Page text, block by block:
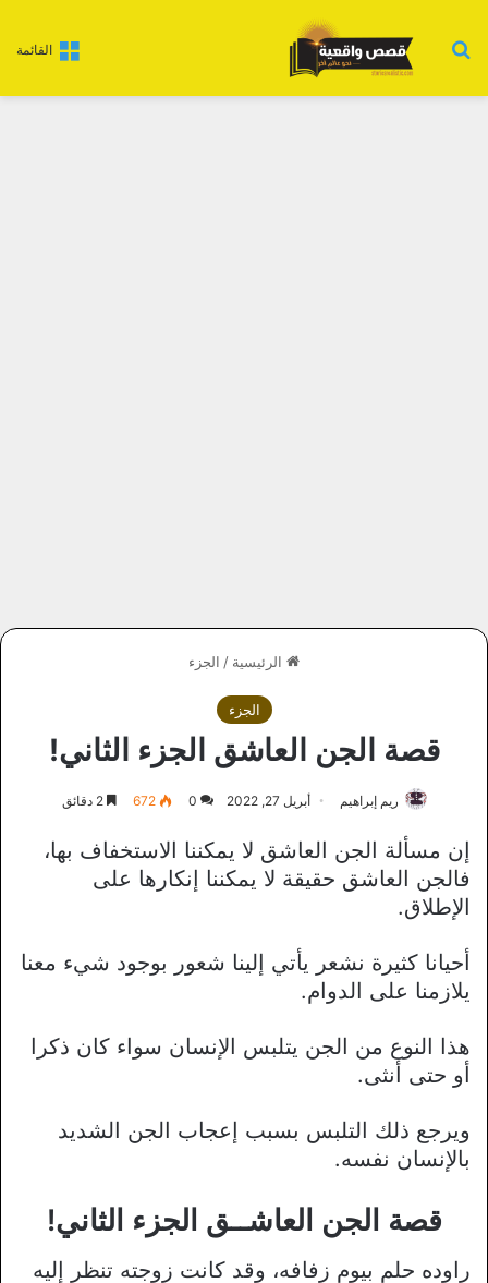
القائمة بحث عن
الرئيسية / الجزء
الجزء
قصة الجن العاشق الجزء الثاني!
ريم إبراهيم أبريل 27, 2022 0
672 2 دقائق
إن مسألة الجن العاشق لا يمكننا الاستخفاف بها،
فالجن العاشق حقيقة لا يمكننا إنكارها على
الإطلاق.
أحيانا كثيرة نشعر يأتي إلينا شعور بوجود شيء معنا
يلازمنا على الدوام.
هذا النوع من الجن يتلبس الإنسان سواء كان ذكرا
أو حتى أنثى.
ويرجع ذلك التلبس بسبب إعجاب الجن الشديد
بالإنسان نفسه.
قصة الجن العاشــق الجزء الثاني!
راوده حلم بيوم زفافه، وقد كانت زوجته تنظر إليه